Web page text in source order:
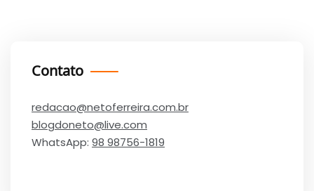
Contato
redacao@netoferreira.com.br
blogdoneto@live.com
WhatsApp: 98 98756-1819